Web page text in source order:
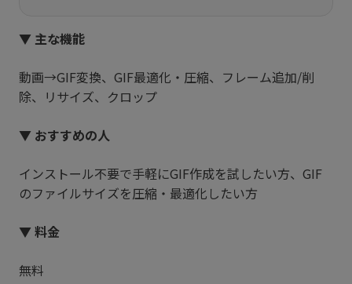
▼ 主な機能
動画→GIF変換、GIF最適化・圧縮、フレーム追加/削
除、リサイズ、クロップ
▼ おすすめの人
インストール不要で手軽にGIF作成を試したい方、GIF
のファイルサイズを圧縮・最適化したい方
▼ 料金
無料